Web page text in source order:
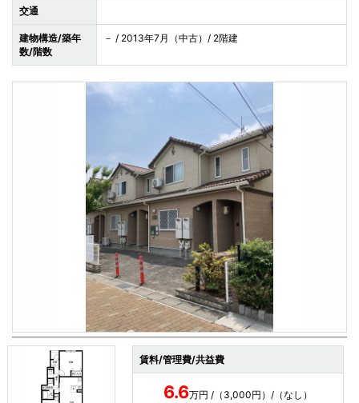
交通
建物構造/築年
数/階数
－ / 2013年7月（中古）/ 2階建
賃料/管理費/共益費
6.6万円 /（3,000円）/（なし）